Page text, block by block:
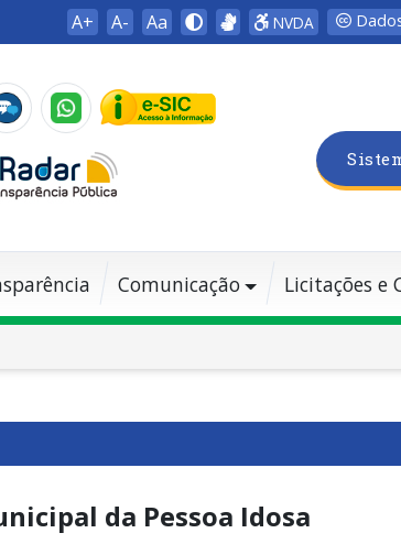
A+ A- Aa NVDA
Comunicação Licitações e
da Pessoa Idosa